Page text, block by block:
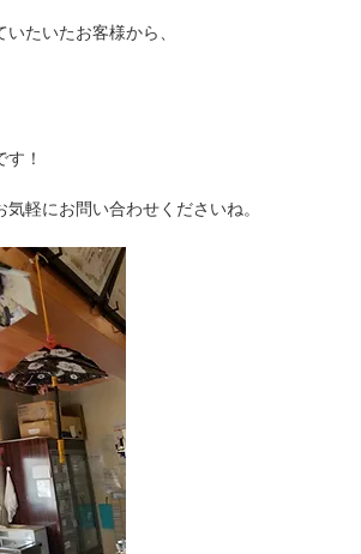
たいたお客様から、
！
軽にお問い合わせくださいね。